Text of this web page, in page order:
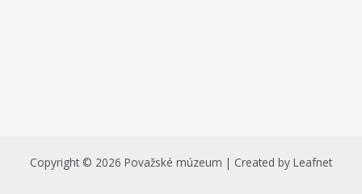
Copyright © 2026 Považské múzeum | Created by Leafnet